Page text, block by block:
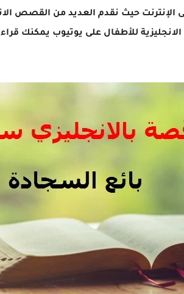
الإنترنت حيث نقدم العديد من القصص
للأطفال على يوتيوب يمكنك